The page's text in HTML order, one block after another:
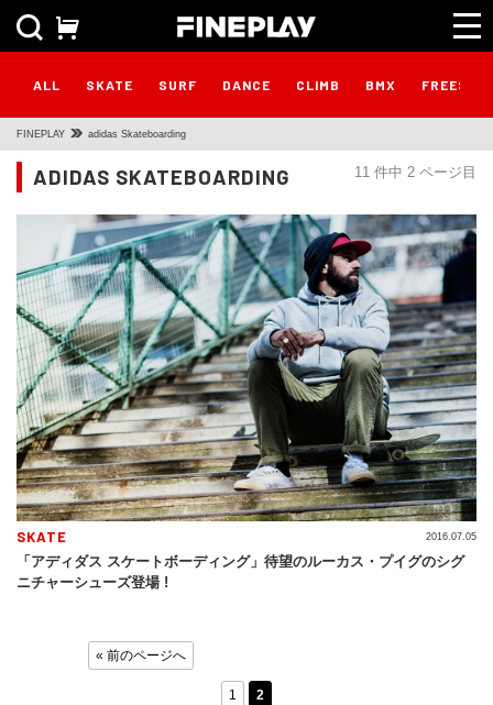
ALL SKATE SURF DANCE CLIMB BMX
FINEPLAY adidas Skateboarding
11 件中 2 ページ目
ADIDAS SKATEBOARDING
SKATE
「アディダス スケートボーディング」待望のルーカス・プイグのシグ
ニチャーシューズ登場 !
2016.07.05
« 前のページへ
1 2